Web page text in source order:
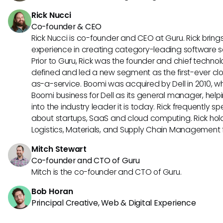
Rick Nucci
Co-founder & CEO
Rick Nucci is co-founder and CEO at Guru. Rick
experience in creating category-leading software
Prior to Guru, Rick was the founder and chief
defined and led a new segment as the first-ever
as-a-service. Boomi was acquired by Dell in 2010,
Boomi business for Dell as its general manager,
into the industry leader it is today. Rick frequently
about startups, SaaS and cloud computing. Rick
Logistics, Materials, and Supply Chain Management
Mitch Stewart
Co-founder and CTO of Guru
Mitch is the co-founder and CTO of Guru.
Bob Horan
Principal Creative, Web & Digital Experience